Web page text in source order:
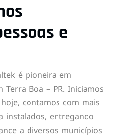
e
é pioneira em
Boa – PR. Iniciamos
contamos com mais
instalados, entregando
a diversos municípios